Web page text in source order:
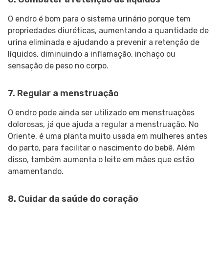
O endro é bom para o sistema urinário porque tem
propriedades diuréticas, aumentando a quantidade de
urina eliminada e ajudando a prevenir a retenção de
líquidos, diminuindo a inflamação, inchaço ou
sensação de peso no corpo.
7. Regular a menstruação
O endro pode ainda ser utilizado em menstruações
dolorosas, já que ajuda a regular a menstruação. No
Oriente, é uma planta muito usada em mulheres antes
do parto, para facilitar o nascimento do bebê. Além
disso, também aumenta o leite em mães que estão
amamentando.
8. Cuidar da saúde do coração